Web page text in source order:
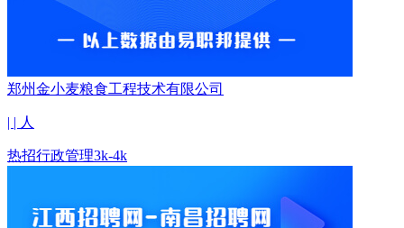
郑州金小麦粮食工程技术有限公司
| | 人
热招行政管理3k-4k